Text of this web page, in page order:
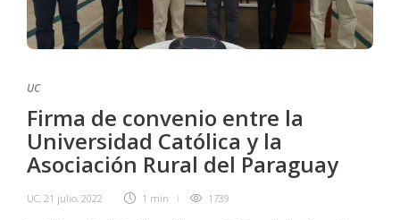
UC
Firma de convenio entre la
Universidad Católica y la
Asociación Rural del Paraguay
UC, 21 julio, 2022 1 min 1739